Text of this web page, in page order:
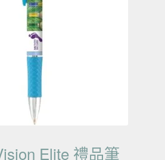
Elite 禮品筆